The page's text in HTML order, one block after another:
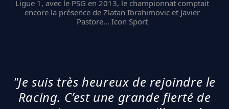
Ligue 1, avec le PSG en 2013, le championnat comptait
encore la présence de Zlatan Ibrahimovic et Javier
Pastore... Icon Sport
"Je suis très heureux de rejoindre le
Racing. C’est une grande fierté de